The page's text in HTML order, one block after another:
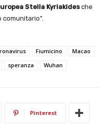
Stella Kyriakidesche
Fiumicino
Macao
speranza Wuhan
Pinterest